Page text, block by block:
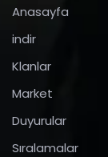
Anasayfa
indir
Klanlar
Market
Duyurular
Sıralamalar